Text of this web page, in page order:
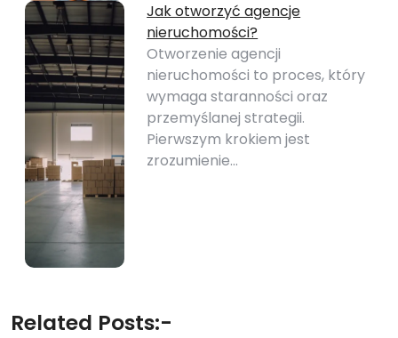
Jak otworzyć agencje
nieruchomości?
Otworzenie agencji
nieruchomości to proces, który
wymaga staranności oraz
przemyślanej strategii.
Pierwszym krokiem jest
zrozumienie…
Related Posts:-